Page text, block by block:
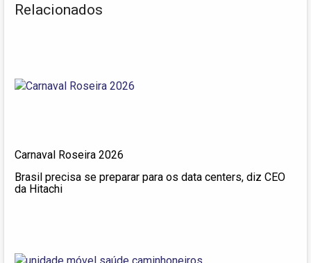
Relacionados
Carnaval Roseira 2026
Brasil precisa se preparar para os data centers, diz CEO
da Hitachi